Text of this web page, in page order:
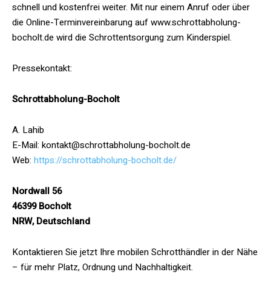
schnell und kostenfrei weiter. Mit nur einem Anruf oder über
die Online-Terminvereinbarung auf www.schrottabholung-
bocholt.de wird die Schrottentsorgung zum Kinderspiel.
Pressekontakt:
Schrottabholung-Bocholt
A. Lahib
E-Mail: kontakt@schrottabholung-bocholt.de
Web: https://schrottabholung-bocholt.de/
Nordwall 56
46399 Bocholt
NRW, Deutschland
Kontaktieren Sie jetzt Ihre mobilen Schrotthändler in der Nähe
– für mehr Platz, Ordnung und Nachhaltigkeit.